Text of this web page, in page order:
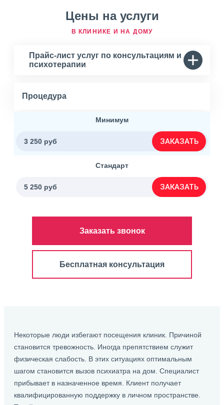
Цены на услуги
В КЛИНИКЕ И НА ДОМУ
Прайс-лист услуг по консультациям и
психотерапии
Процедура
Минимум
3 250 руб ЗАКАЗАТЬ
Стандарт
5 250 руб ЗАКАЗАТЬ
Заказать звонок
Бесплатная консультация
Некоторые люди избегают посещения клиник. Причиной
становится тревожность. Иногда препятствием служит
физическая слабость. В этих ситуациях оптимальным
шагом становится вызов психиатра на дом. Специалист
прибывает в назначенное время. Клиент получает
квалифицированную поддержку в личном пространстве.